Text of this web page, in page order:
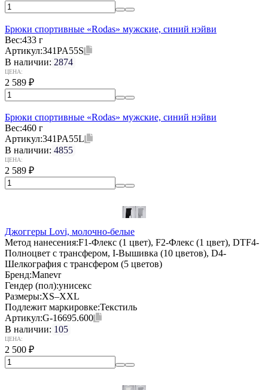
Брюки спортивные «Rodas» мужские, синий нэйви
Вес:433 г
Артикул:341PA55S
В наличии: 2874
ЦЕНА:
2 589 ₽
Брюки спортивные «Rodas» мужские, синий нэйви
Вес:460 г
Артикул:341PA55L
В наличии: 4855
ЦЕНА:
2 589 ₽
Джоггеры Lovi, молочно-белые
Метод нанесения:F1-Флекс (1 цвет), F2-Флекс (1 цвет), DTF4-
Полноцвет с трансфером, I-Вышивка (10 цветов), D4-
Шелкография с трансфером (5 цветов)
Бренд:Manevr
Гендер (пол):унисекс
Размеры:XS–XXL
Подлежит маркировке:Текстиль
Артикул:G-16695.600
В наличии: 105
ЦЕНА:
2 500 ₽